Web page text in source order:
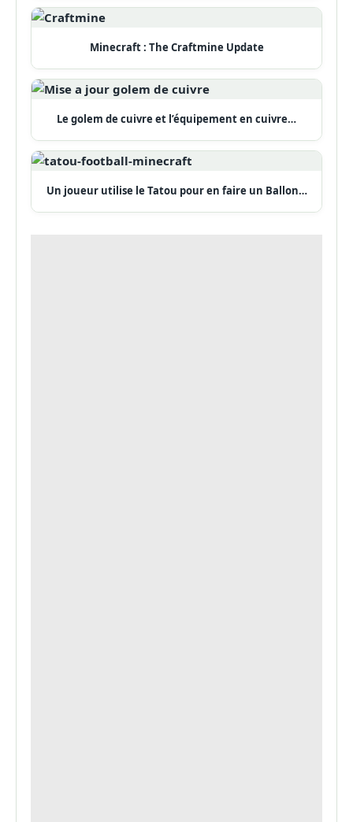
Minecraft : The Craftmine Update
Le golem de cuivre et l’équipement en cuivre…
Un joueur utilise le Tatou pour en faire un Ballon…